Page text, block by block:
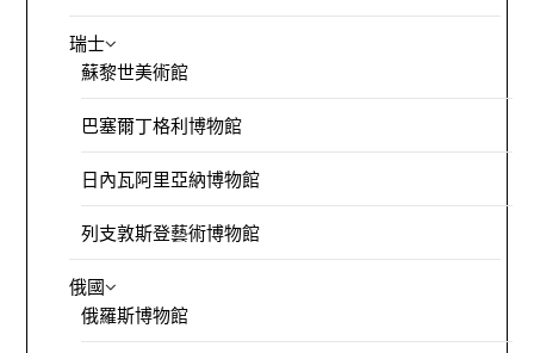
瑞士
蘇黎世美術館
巴塞爾丁格利博物館
日內瓦阿里亞納博物館
列支敦斯登藝術博物館
俄國
俄羅斯博物館